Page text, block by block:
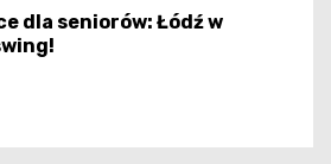
dla seniorów: Łódź w